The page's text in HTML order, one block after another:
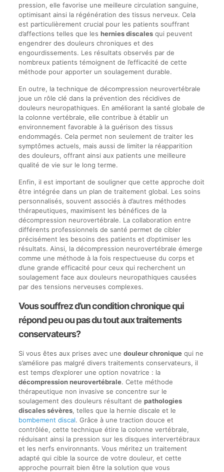
pression, elle favorise une meilleure circulation sanguine,
optimisant ainsi la régénération des tissus nerveux. Cela
est particulièrement crucial pour les patients souffrant
d’affections telles que les hernies discalesqui peuvent
engendrer des douleurs chroniques et des
engourdissements. Les résultats observés par de
nombreux patients témoignent de l’efficacité de cette
méthode pour apporter un soulagement durable.
En outre, la technique de décompression neurovertébrale
joue un rôle clé dans la prévention des récidives de
douleurs neuropathiques. En améliorant la santé globale de
la colonne vertébrale, elle contribue à établir un
environnement favorable à la guérison des tissus
endommagés. Cela permet non seulement de traiter les
symptômes actuels, mais aussi de limiter la réapparition
des douleurs, offrant ainsi aux patients une meilleure
qualité de vie sur le long terme.
Enfin, il est important de souligner que cette approche doit
être intégrée dans un plan de traitement global. Les soins
personnalisés, souvent associés à d’autres méthodes
thérapeutiques, maximisent les bénéfices de la
décompression neurovertébrale. La collaboration entre
différents professionnels de santé permet de cibler
précisément les besoins des patients et d’optimiser les
résultats. Ainsi, la décompression neurovertébrale émerge
comme une méthode à la fois respectueuse du corps et
d’une grande efficacité pour ceux qui recherchent un
soulagement face aux douleurs neuropathiques causées
par des tensions nerveuses complexes.
Vous souffrez d’un condition chronique qui
répond peu ou pas du tout aux traitements
conservateurs?
Si vous êtes aux prises avec une douleur chroniquequi ne
s’améliore pas malgré divers traitements conservateurs, il
est temps d’explorer une option novatrice : la
décompression neurovertébrale. Cette méthode
thérapeutique non invasive se concentre sur le
soulagement des douleurs résultant de pathologies
discales sévères, telles que la hernie discale et le
bombement discal. Grâce à une traction douce et
contrôlée, cette technique étire la colonne vertébrale,
réduisant ainsi la pression sur les disques intervertébraux
et les nerfs environnants. Vous méritez un traitement
adapté qui cible la source de votre douleur, et cette
approche pourrait bien être la solution que vous